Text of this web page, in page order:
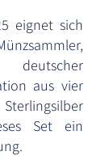
eignet sich
deutscher
aus vier
Set ein